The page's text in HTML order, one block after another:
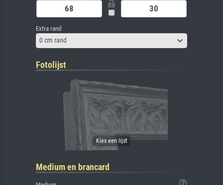
Extra rand
0 cm rand
Fotolijst
Medium en brancard